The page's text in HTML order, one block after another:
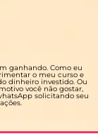
ganhando. Como eu
o meu curso e
dinheiro investido. Ou
você não gostar,
solicitando seu